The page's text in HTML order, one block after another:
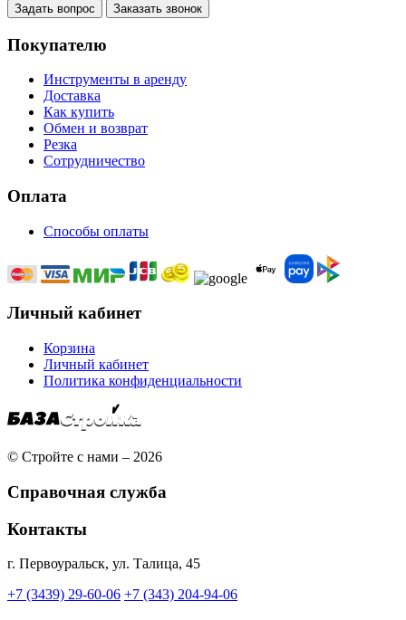
Задать вопрос Заказать звонок
Покупателю
Инструменты в аренду
Доставка
Как купить
Обмен и возврат
Резка
Сотрудничество
Оплата
Способы оплаты
Личный кабинет
Корзина
Личный кабинет
Политика конфиденциальности
© Стройте с нами – 2026
Справочная служба
Контакты
г. Первоуральск, ул. Талица, 45
+7 (3439) 29-60-06 +7 (343) 204-94-06